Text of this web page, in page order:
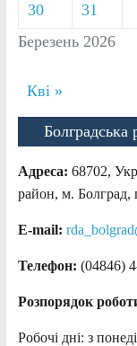
Березень 2026
30 31
Кві »
Болградська
Адреса: 68702,
район, м.
E-mail:
Телефон: (04846)
Розпорядок
Робочі дні: з